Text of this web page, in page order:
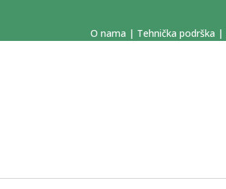
O nama | Tehnička podrška |